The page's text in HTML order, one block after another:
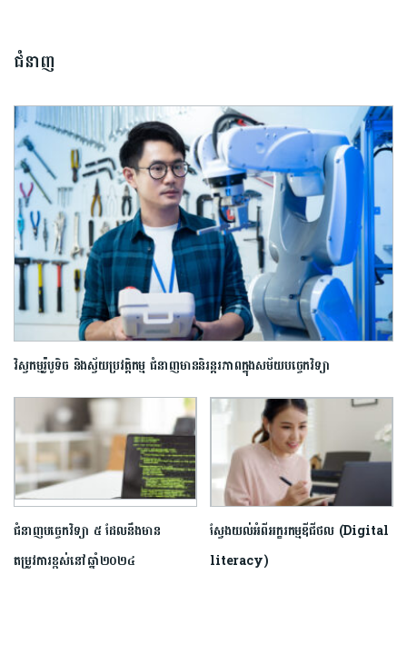
ជំនាញ
វិស្វកម្ម​រ៉ូបូទិច និង​ស្វ័យប្រវត្តិកម្ម ជំនាញ​មាន​និរន្តរភាព​ក្នុង​សម័យ​បច្ចេកវិទ្យា
ជំនាញបច្ចេកវិទ្យា ៥ ដែលនឹងមាន
តម្រូវការខ្ពស់នៅឆ្នាំ២០២៤
ស្វែងយល់អំពីអក្ខរកម្មឌីជីថល (Digital
literacy)